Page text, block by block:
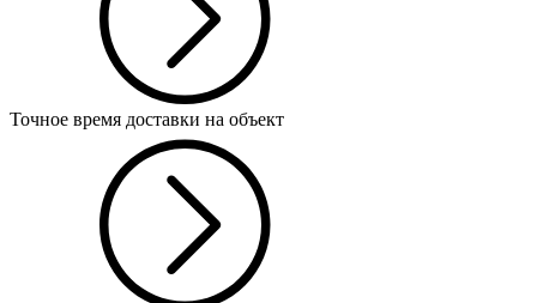
Точное время доставки на объект